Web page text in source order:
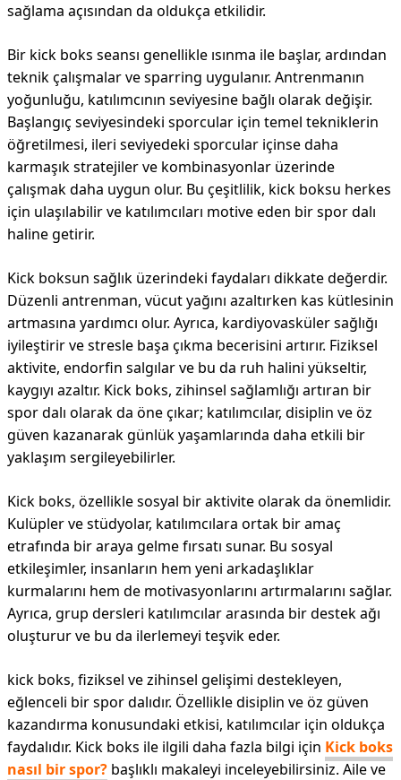
sağlama açısından da oldukça etkilidir.
Bir kick boks seansı genellikle ısınma ile başlar, ardından
teknik çalışmalar ve sparring uygulanır. Antrenmanın
yoğunluğu, katılımcının seviyesine bağlı olarak değişir.
Başlangıç seviyesindeki sporcular için temel tekniklerin
öğretilmesi, ileri seviyedeki sporcular içinse daha
karmaşık stratejiler ve kombinasyonlar üzerinde
çalışmak daha uygun olur. Bu çeşitlilik, kick boksu herkes
için ulaşılabilir ve katılımcıları motive eden bir spor dalı
haline getirir.
Kick boksun sağlık üzerindeki faydaları dikkate değerdir.
Düzenli antrenman, vücut yağını azaltırken kas kütlesinin
artmasına yardımcı olur. Ayrıca, kardiyovasküler sağlığı
iyileştirir ve stresle başa çıkma becerisini artırır. Fiziksel
aktivite, endorfin salgılar ve bu da ruh halini yükseltir,
kaygıyı azaltır. Kick boks, zihinsel sağlamlığı artıran bir
spor dalı olarak da öne çıkar; katılımcılar, disiplin ve öz
güven kazanarak günlük yaşamlarında daha etkili bir
yaklaşım sergileyebilirler.
Kick boks, özellikle sosyal bir aktivite olarak da önemlidir.
Kulüpler ve stüdyolar, katılımcılara ortak bir amaç
etrafında bir araya gelme fırsatı sunar. Bu sosyal
etkileşimler, insanların hem yeni arkadaşlıklar
kurmalarını hem de motivasyonlarını artırmalarını sağlar.
Ayrıca, grup dersleri katılımcılar arasında bir destek ağı
oluşturur ve bu da ilerlemeyi teşvik eder.
kick boks, fiziksel ve zihinsel gelişimi destekleyen,
eğlenceli bir spor dalıdır. Özellikle disiplin ve öz güven
kazandırma konusundaki etkisi, katılımcılar için oldukça
faydalıdır. Kick boks ile ilgili daha fazla bilgi için Kick boks
nasıl bir spor? başlıklı makaleyi inceleyebilirsiniz. Aile ve